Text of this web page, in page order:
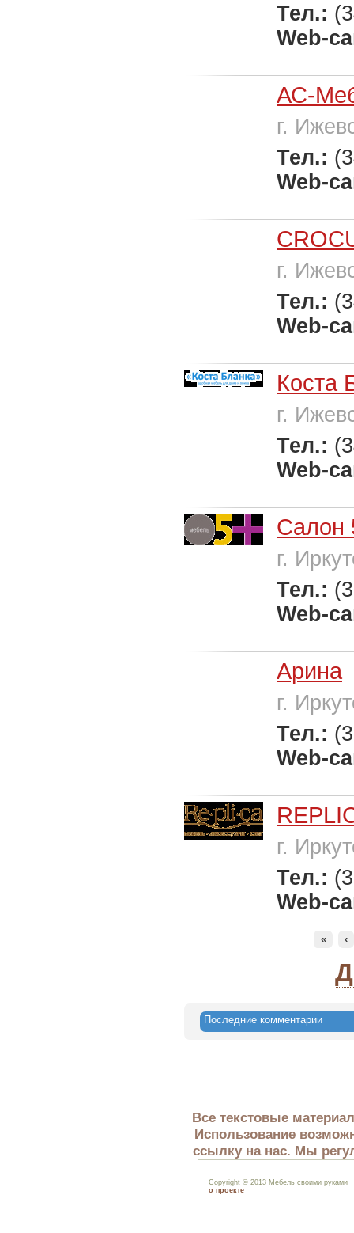
Тел.:
Web-
АС-
г.
Тел.:
Web-
г.
Тел.:
Web-
Коста
г.
Тел.:
Web-
Салон
г.
Тел.:
Web-
Арина
г.
Тел.:
Web-
г.
Тел.:
Web-
« ‹
Последние комментарии
Все текстовые
Использование
ссылку на нас. Мы
Copyright © 2013 Мебель своими руками
о проекте